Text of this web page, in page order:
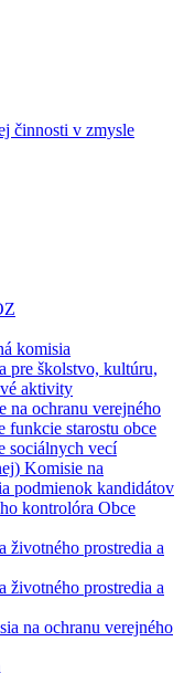
činnosti v zmysle
komisia
pre školstvo, kultúru,
aktivity
na ochranu verejného
funkcie starostu obce
sociálnych vecí
Komisie na
podmienok kandidátov
kontrolóra Obce
životného prostredia a
životného prostredia a
na ochranu verejného